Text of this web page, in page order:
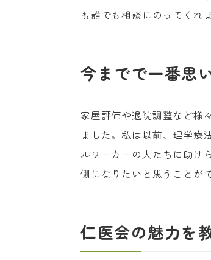
も誰でも相談にのってくれ
今までで一番思
家屋評価や退院調整など様
ました。私は以前、理学療
ルワーカーの人たちに助け
側になりたいと思うことが
仁医会の魅力を